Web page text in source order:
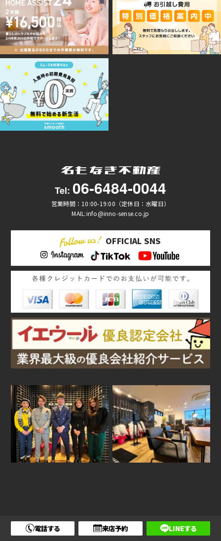
Tel: 06-6484-0044
営業時間：10:00-19:00（定休日：水曜日）
MAIL:info@inno-sense.co.jp
OFFICIAL SNS
電話する 来店予約 LINEする